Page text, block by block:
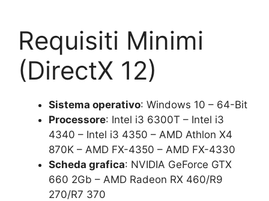
Requisiti Minimi
(DirectX 12)
Sistema operativo: Windows 10 – 64-Bit
Processore: Intel i3 6300T – Intel i3
4340 – Intel i3 4350 – AMD Athlon X4
870K – AMD FX-4350 – AMD FX-4330
Scheda grafica: NVIDIA GeForce GTX
660 2Gb – AMD Radeon RX 460/R9
270/R7 370